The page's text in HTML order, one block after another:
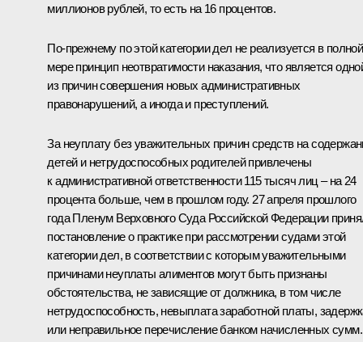
миллионов рублей, то есть на 16 процентов.
По-прежнему по этой категории дел не реализуется в полной
мере принцип неотвратимости наказания, что является
из причин совершения новых административных
правонарушений, а иногда и преступлений.
За неуплату без уважительных причин средств на
детей и нетрудоспособных родителей привлечены
к административной ответственности 115 тысяч лиц – на 24
процента больше, чем в прошлом году. 27 апреля прошлого
года Пленум Верховного Суда Российской Федерации
постановление о практике при рассмотрении судами этой
категории дел, в соответствии с которым уважительными
причинами неуплаты алиментов могут быть признаны
обстоятельства, не зависящие от должника, в том числе
нетрудоспособность, невыплата заработной платы,
или неправильное перечисление банком начисленных сумм.